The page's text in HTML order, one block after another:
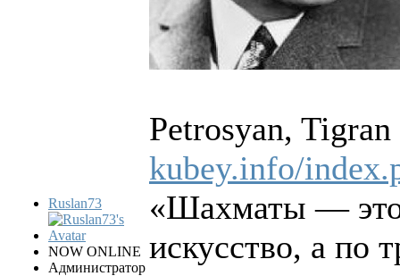
Ruslan73
NOW ONLINE
Администратор
Petrosyan,
kubey.info/
«Шахматы —
искусство, а по